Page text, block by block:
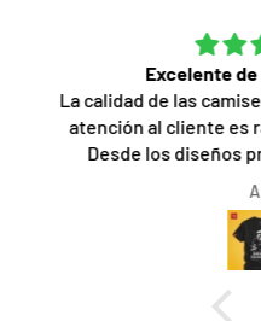
Mande hacer dos
películas de los 80's;
servicio por WhatsApp
a lo que solicite, la
camisetas a mi gusto
y rapidez,